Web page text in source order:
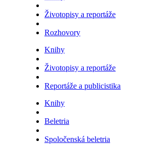
Životopisy a reportáže
Rozhovory
Knihy
Životopisy a reportáže
Reportáže a publicistika
Knihy
Beletria
Spoločenská beletria